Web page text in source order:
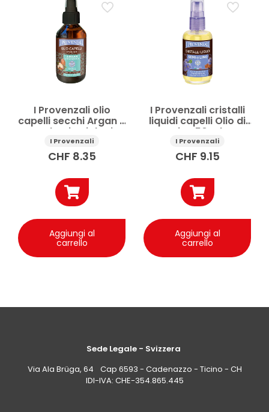
I Provenzali olio
capelli secchi Argan e
Macadamia Biologico
100 ml
I Provenzali
CHF 8.35
Aggiungi al
carrello
I Provenzali cristalli
liquidi capelli Olio di
Lino 50 ml
I Provenzali
CHF 9.15
Aggiungi al
carrello
Sede Legale - Svizzera
Via Ala Brüga, 64 Cap 6593 - Cadenazzo - Ticino - CH
IDI-IVA: CHE-354.865.445